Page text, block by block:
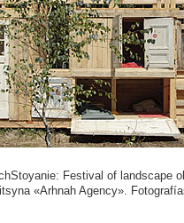
Festival of landscape
«Arhnah Agency».